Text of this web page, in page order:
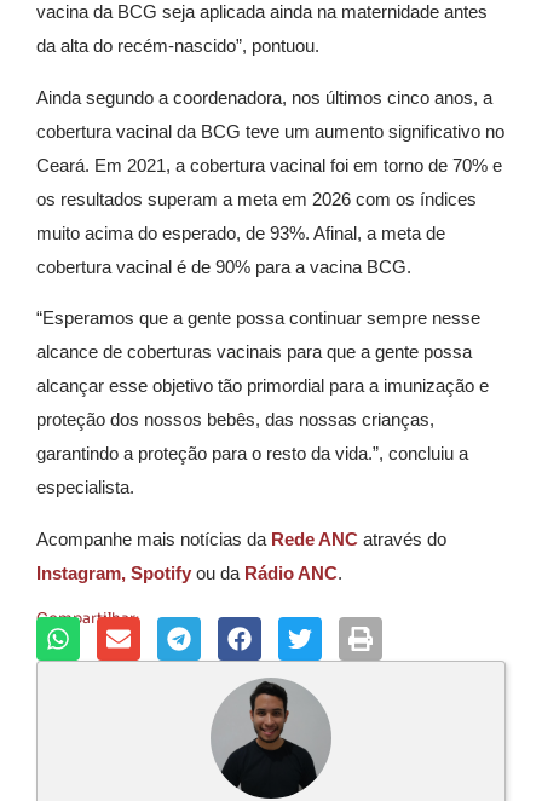
vacina da BCG seja aplicada ainda na maternidade antes
da alta do recém-nascido”, pontuou.
Ainda segundo a coordenadora, nos últimos cinco anos, a
cobertura vacinal da BCG teve um aumento significativo no
Ceará. Em 2021, a cobertura vacinal foi em torno de 70% e
os resultados superam a meta em 2026 com os índices
muito acima do esperado, de 93%. Afinal, a meta de
cobertura vacinal é de 90% para a vacina BCG.
“Esperamos que a gente possa continuar sempre nesse
alcance de coberturas vacinais para que a gente possa
alcançar esse objetivo tão primordial para a imunização e
proteção dos nossos bebês, das nossas crianças,
garantindo a proteção para o resto da vida.”, concluiu a
especialista.
Acompanhe mais notícias da Rede ANC através do
Instagram, Spotify ou da Rádio ANC.
Compartilhar: